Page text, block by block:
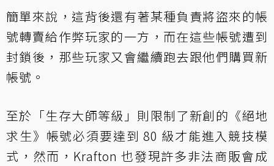
簡單來說，這背後還有著某種負責將盜來的帳
號轉賣給作弊玩家的一方，而在這些帳號遭到
封鎖後，那些玩家又會繼續跑去跟他們購買新
帳號。
至於「生存大師等級」則限制了新創的《絕地
求生》帳號必須要達到 80 級才能進入競技模
式，然而，Krafton 也發現許多非法商販會成